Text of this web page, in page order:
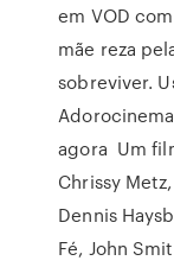
em VOD
mãe reza
sobreviver.
agora Um
Chrissy
Dennis
Fé, John